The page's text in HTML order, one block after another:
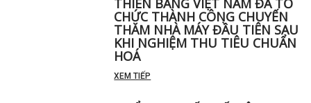
THIÊN BANG VIỆT NAM ĐÃ TỔ
CHỨC THÀNH CÔNG CHUYẾN
THĂM NHÀ MÁY ĐẦU TIÊN SAU
KHI NGHIỆM THU TIÊU CHUẨN
HOÁ
XEM TIẾP